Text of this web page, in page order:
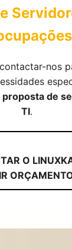
nos
proposta de
TI.
O